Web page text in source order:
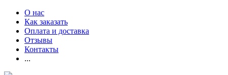
О нас
Как заказать
Оплата и доставка
Отзывы
Контакты
...